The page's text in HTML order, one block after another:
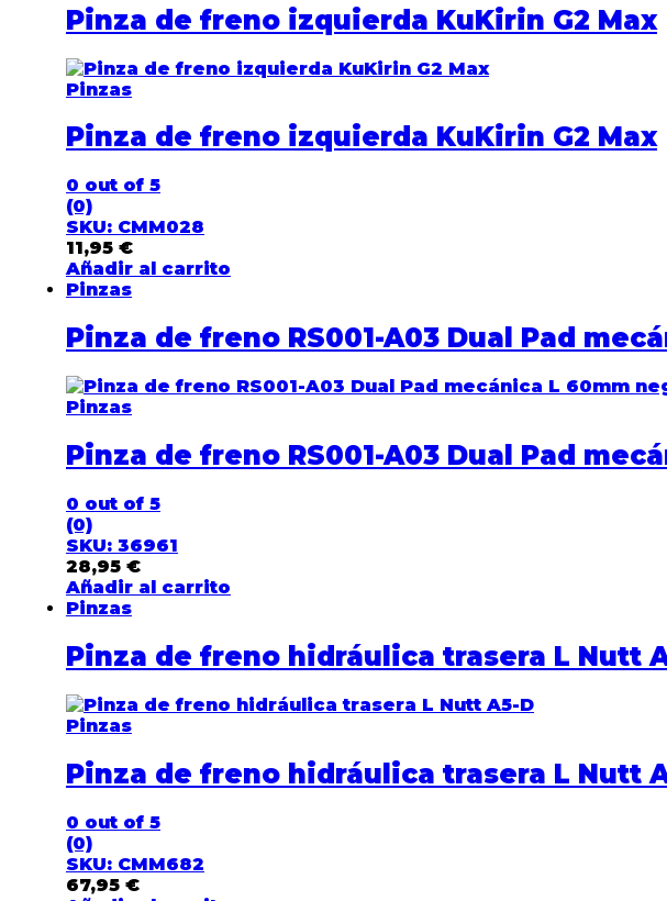
Pinza de freno izquierda KuKirin G2 Max
Pinzas
Pinza de freno izquierda KuKirin G2 Max
0 out of 5
(0)
SKU: CMM028
11,95 €
Añadir al carrito
Pinzas
Pinza de freno RS001-A03 Dual Pad
Pinzas
Pinza de freno RS001-A03 Dual Pad
0 out of 5
(0)
SKU: 36961
28,95 €
Añadir al carrito
Pinzas
Pinza de freno hidráulica trasera L Nutt
Pinzas
Pinza de freno hidráulica trasera L Nutt
0 out of 5
(0)
SKU: CMM682
67,95 €